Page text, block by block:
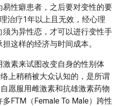
性癖患者，之后要对变性的要
治疗1年以上且无效，经心理
为异性恋，才可以进行变性手
这样的经济与时间成本。
素来试图改变自身的性别体
上稍稍被大众认知的，是所谓
愿服用雌激素和抗雄激素药物
FTM（Female To Male）跨性